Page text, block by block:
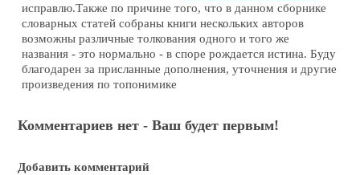
исправлю.Также по причине того, что в данном сборнике
словарных статей собраны книги нескольких авторов
возможны различные толкования одного и того же
названия - это нормально - в споре рождается истина. Буду
благодарен за присланные дополнения, уточнения и другие
произведения по топонимике
Комментариев нет - Ваш будет первым!
Добавить комментарий